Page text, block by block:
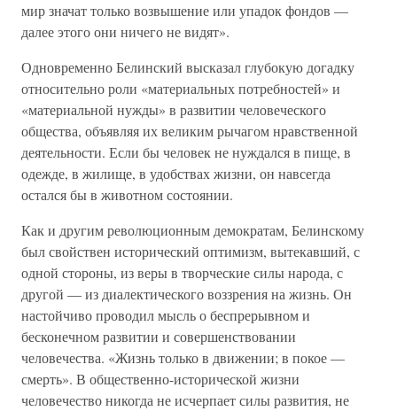
мир значат только возвышение или упадок фондов —
далее этого они ничего не видят».
Одновременно Белинский высказал глубокую догадку
относительно роли «материальных потребностей» и
«материальной нужды» в развитии человеческого
общества, объявляя их великим рычагом нравственной
деятельности. Если бы человек не нуждался в пище, в
одежде, в жилище, в удобствах жизни, он навсегда
остался бы в животном состоянии.
Как и другим революционным демократам, Белинскому
был свойствен исторический оптимизм, вытекавший, с
одной стороны, из веры в творческие силы народа, с
другой — из диалектического воззрения на жизнь. Он
настойчиво проводил мысль о беспрерывном и
бесконечном развитии и совершенствовании
человечества. «Жизнь только в движении; в покое —
смерть». В общественно-исторической жизни
человечество никогда не исчерпает силы развития, не